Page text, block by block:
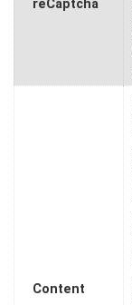
reCaptcha
Content